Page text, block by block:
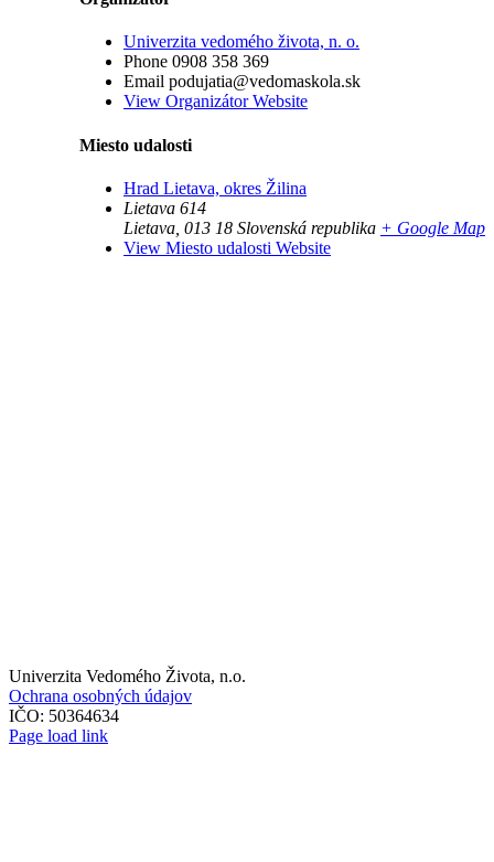
Univerzita vedomého života, n. o.
Phone 0908 358 369
Email podujatia@vedomaskola.sk
View Organizátor Website
Miesto udalosti
Hrad Lietava, okres Žilina
Lietava 614
Lietava 013 18 Slovenská republika + Google Map
View Miesto udalosti Website
Univerzita Vedomého Života, n.o.
Ochrana osobných údajov
IČO: 50364634
Page load link